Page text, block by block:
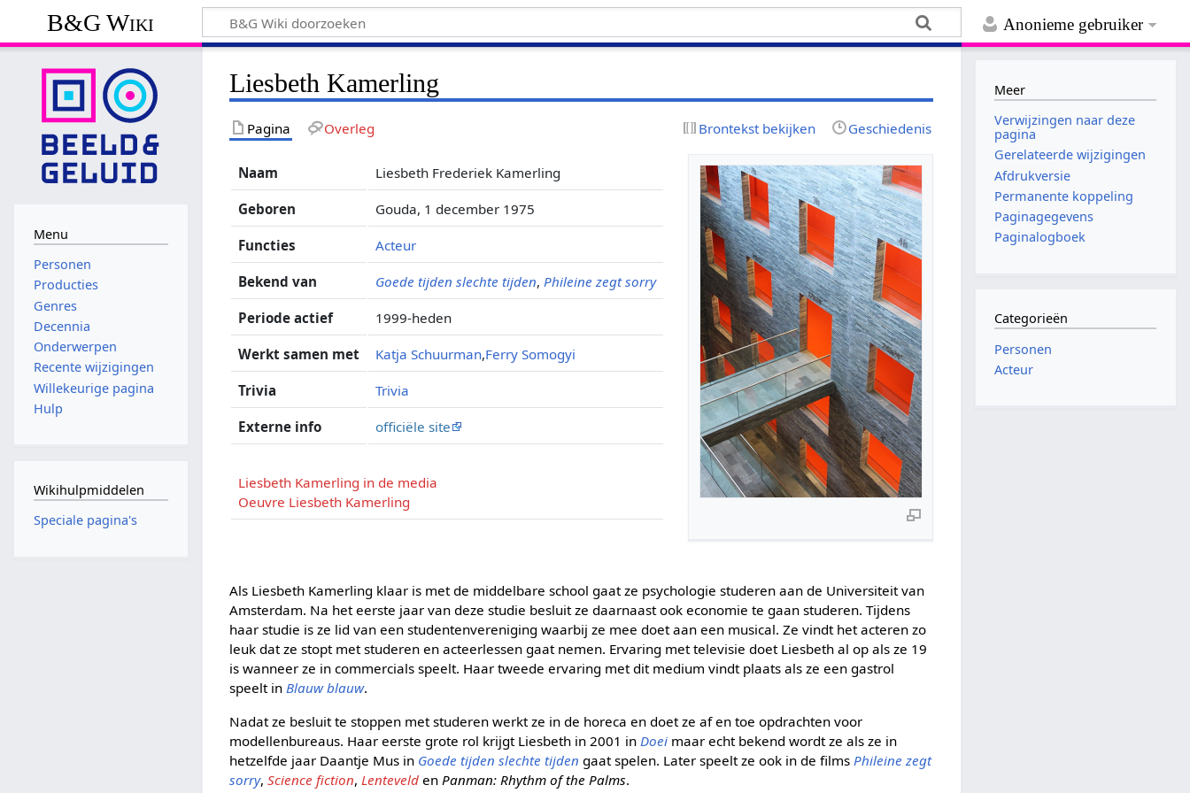
Anonieme gebruiker
B&G Wiki
Liesbeth Kamerling
Pagina Overleg Brontekst bekijken Geschiedenis
Naam Liesbeth Frederiek Kamerling
Geboren Gouda, 1 december 1975
Functies Acteur
Bekend van Goede tijden slechte tijden, Phileine zegt sorry
Periode actief 1999-heden
Werkt samen met Katja Schuurman,Ferry Somogyi
Trivia Trivia
Externe info officiële site
Liesbeth Kamerling in de media
Oeuvre Liesbeth Kamerling
Als Liesbeth Kamerling klaar is met de middelbare school gaat ze psychologie studeren aan de Universiteit van
Amsterdam. Na het eerste jaar van deze studie besluit ze daarnaast ook economie te gaan studeren. Tijdens
haar studie is ze lid van een studentenvereniging waarbij ze mee doet aan een musical. Ze vindt het acteren zo
leuk dat ze stopt met studeren en acteerlessen gaat nemen. Ervaring met televisie doet Liesbeth al op als ze 19
is wanneer ze in commercials speelt. Haar tweede ervaring met dit medium vindt plaats als ze een gastrol
speelt inBlauw blauw.
Nadat ze besluit te stoppen met studeren werkt ze in de horeca en doet ze af en toe opdrachten voor
modellenbureaus. Haar eerste grote rol krijgt Liesbeth in 2001 in Doei maar echt bekend wordt ze als ze in
hetzelfde jaar Daantje Mus in Goede tijden slechte tijden gaat spelen. Later speelt ze ook in de films Phileine zegt
sorry,Science fiction, Lenteveld en Panman: Rhythm of the Palms.
Menu
Personen
Producties
Genres
Decennia
Onderwerpen
Recente wijzigingen
Willekeurige pagina
Hulp
Wikihulpmiddelen
Speciale pagina's
Meer
Verwijzingen naar deze
pagina
Gerelateerde wijzigingen
Afdrukversie
Permanente koppeling
Paginagegevens
Paginalogboek
Categorieën
Personen
Acteur